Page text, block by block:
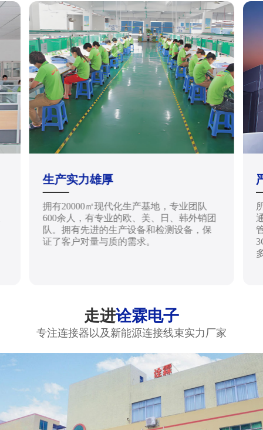
生产实力雄厚
拥有20000㎡现代化生产基地，专业团队
600余人，有专业的欧、美、日、韩外销团
队。拥有先进的生产设备和检测设备，保
证了客户对量与质的需求。
走进诠霖电子
专注连接器以及新能源连接线束实力厂家